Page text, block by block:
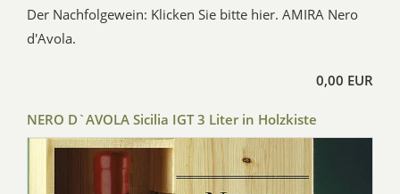
Der Nachfolgewein: Klicken Sie bitte hier. AMIRA Nero
d'Avola.
0,00 EUR
NERO D`AVOLA Sicilia IGT 3 Liter in Holzkiste